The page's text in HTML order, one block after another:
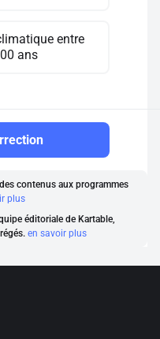
entre
ans
contenus aux programmes
plus
éditoriale de Kartable,
en savoir plus